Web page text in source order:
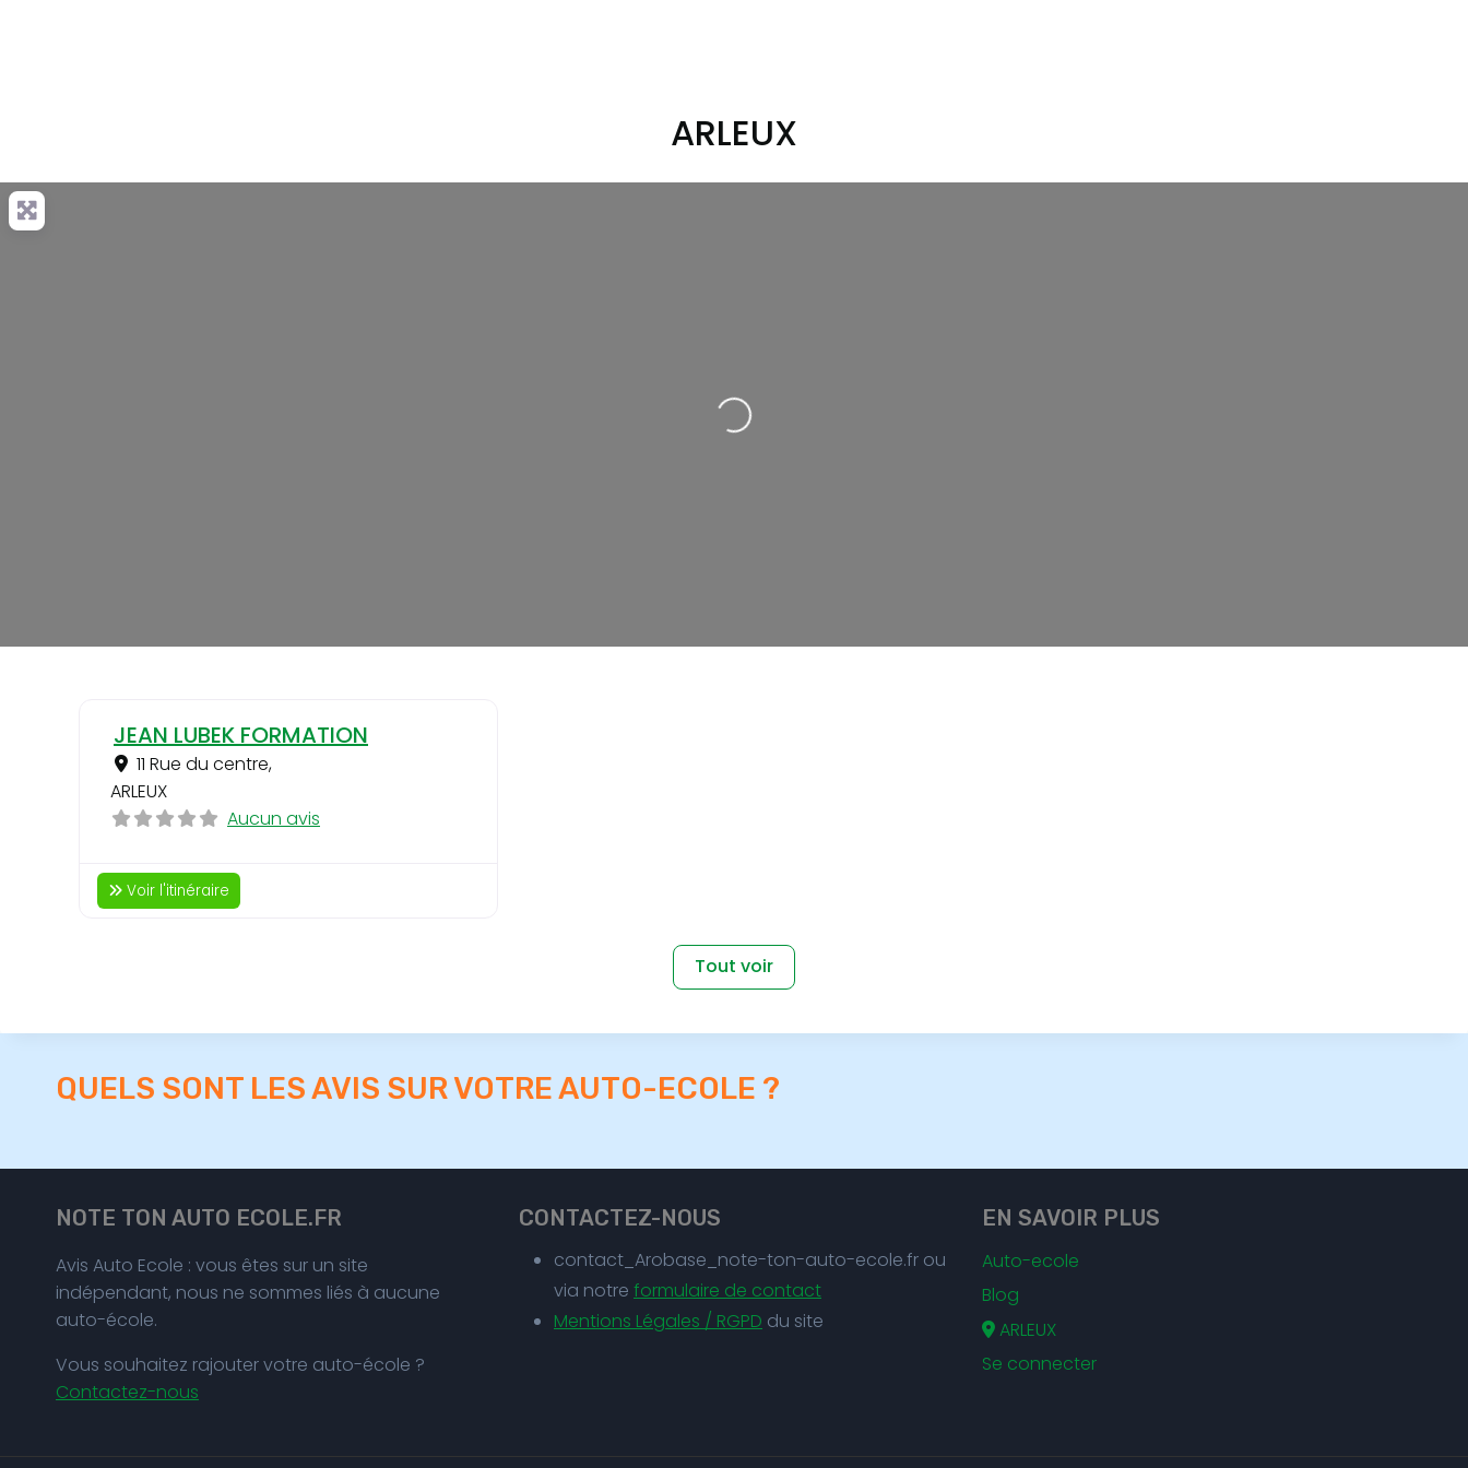
ARLEUX
Loading...
JEAN LUBEK FORMATION
11 Rue du centre,
ARLEUX
Aucun avis
Voir l'itinéraire
Tout voir
QUELS SONT LES AVIS SUR VOTRE AUTO-ECOLE ?
NOTE TON AUTO ECOLE.FR
Avis Auto Ecole : vous êtes sur un site
indépendant, nous ne sommes liés à aucune
auto-école.
Vous souhaitez rajouter votre auto-école ?
Contactez-nous
CONTACTEZ-NOUS
contact_Arobase_note-ton-auto-ecole.fr ou
via notre formulaire de contact
Mentions Légales / RGPD du site
EN SAVOIR PLUS
Auto-ecole
Blog
ARLEUX
Se connecter